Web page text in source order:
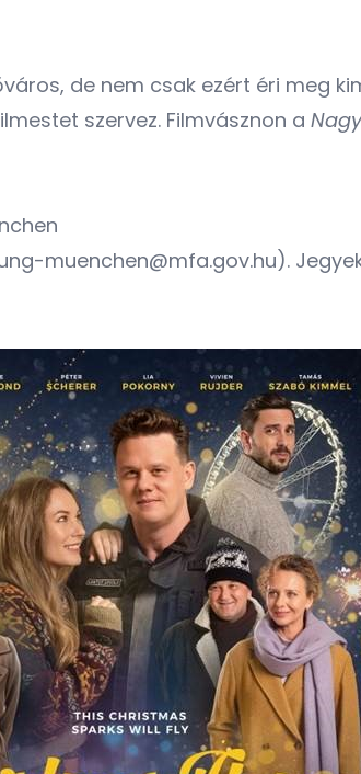
de nem csak ezért éri meg
szervez. Filmvásznon a
muenchen@mfa.gov.hu).